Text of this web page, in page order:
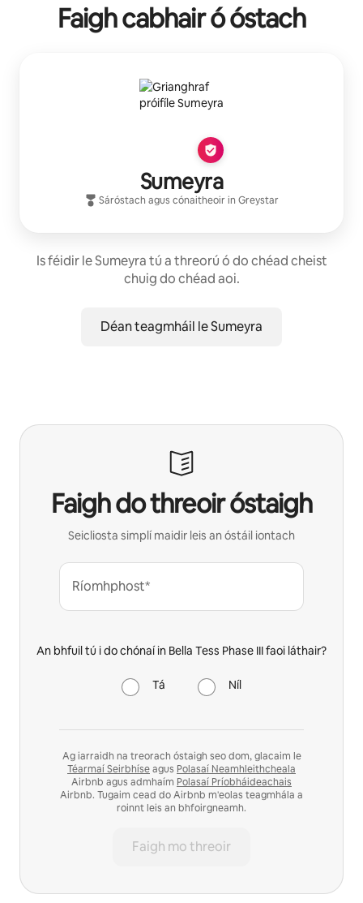
Faigh cabhair ó óstach
Sumeyra
Sáróstach agus cónaitheoir in Greystar
Is féidir le Sumeyra tú a threorú ó do chéad cheist
chuig do chéad aoi.
Déan teagmháil le Sumeyra
Faigh do threoir óstaigh
Seicliosta simplí maidir leis an óstáil iontach
Ríomhphost*
An bhfuil tú i do chónaí in Bella Tess Phase III faoi láthair?
Tá Níl
Ag iarraidh na treorach óstaigh seo dom, glacaim le
Téarmaí Seirbhíseagus Polasaí Neamhleithcheala
Airbnb agus admhaím Polasaí Príobháideachais
Airbnb. Tugaim cead do Airbnb m'eolas teagmhála a
roinnt leis an bhfoirgneamh.
Faigh mo threoir